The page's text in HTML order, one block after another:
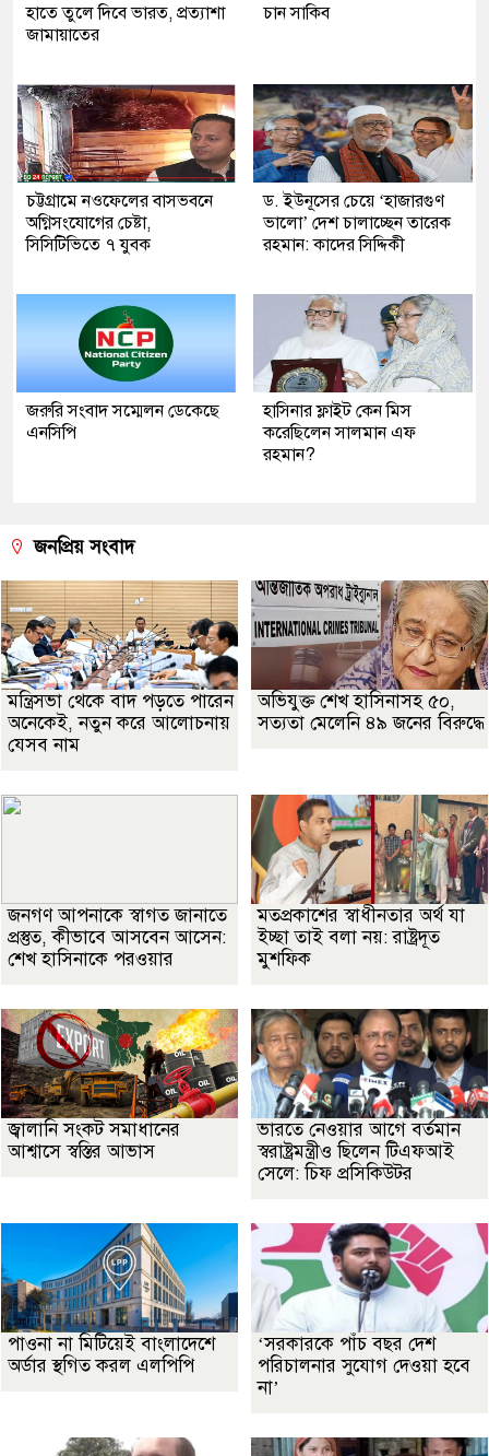
হাতে তুলে দিবে ভারত, প্রত্যাশা
জামায়াতের
চান সাকিব
চট্টগ্রামে নওফেলের বাসভবনে
অগ্নিসংযোগের চেষ্টা,
সিসিটিভিতে ৭ যুবক
ড. ইউনূসের চেয়ে ‘হাজারগুণ
ভালো’ দেশ চালাচ্ছেন তারেক
রহমান: কাদের সিদ্দিকী
জরুরি সংবাদ সম্মেলন ডেকেছে
এনসিপি
হাসিনার ফ্লাইট কেন মিস
করেছিলেন সালমান এফ
রহমান?
জনপ্রিয় সংবাদ
মন্ত্রিসভা থেকে বাদ পড়তে পারেন
অনেকেই, নতুন করে আলোচনায়
যেসব নাম
অভিযুক্ত শেখ হাসিনাসহ ৫০,
সত্যতা মেলেনি ৪৯ জনের বিরুদ্ধে
জনগণ আপনাকে স্বাগত জানাতে
প্রস্তুত, কীভাবে আসবেন আসেন:
শেখ হাসিনাকে পরওয়ার
মতপ্রকাশের স্বাধীনতার অর্থ যা
ইচ্ছা তাই বলা নয়: রাষ্ট্রদূত
মুশফিক
জ্বালানি সংকট সমাধানের
আশ্বাসে স্বস্তির আভাস
ভারতে নেওয়ার আগে বর্তমান
স্বরাষ্ট্রমন্ত্রীও ছিলেন টিএফআই
সেলে: চিফ প্রসিকিউটর
পাওনা না মিটিয়েই বাংলাদেশে
অর্ডার স্থগিত করল এলপিপি
‘সরকারকে পাঁচ বছর দেশ
পরিচালনার সুযোগ দেওয়া হবে
না’